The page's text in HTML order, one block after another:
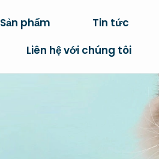
Sản phẩm Tin tức
Liên hệ với chúng tôi